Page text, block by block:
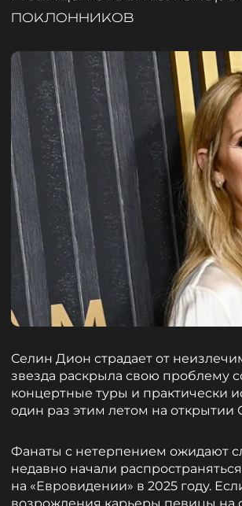
поклонников
Селин Дион страдает от
звезда раскрыла свою проблему
концертные туры и практически
один раз этим летом на
Фанаты с нетерпением ожидают
недавно начали
на «Евровидении» в 2025 году.